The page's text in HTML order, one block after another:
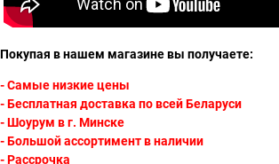
Покупая в нашем магазине вы получаете:
- Самые низкие цены
- Бесплатная доставка по всей Беларуси
- Шоурум в г. Минске
- Большой ассортимент в наличии
- Рассрочка